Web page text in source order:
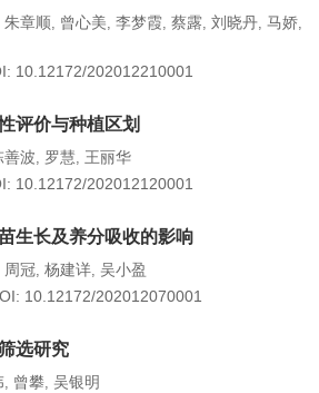
朱章顺, 曾心美, 李梦霞, 蔡露, 刘晓丹, 马娇,
10.12172/202012210001
评价与种植区划
善波, 罗慧, 王丽华
10.12172/202012120001
生长及养分吸收的影响
周冠, 杨建详, 吴小盈
10.12172/202012070001
选研究
, 曾攀, 吴银明